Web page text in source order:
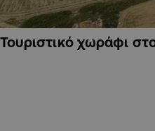
Τουριστικό χωράφι